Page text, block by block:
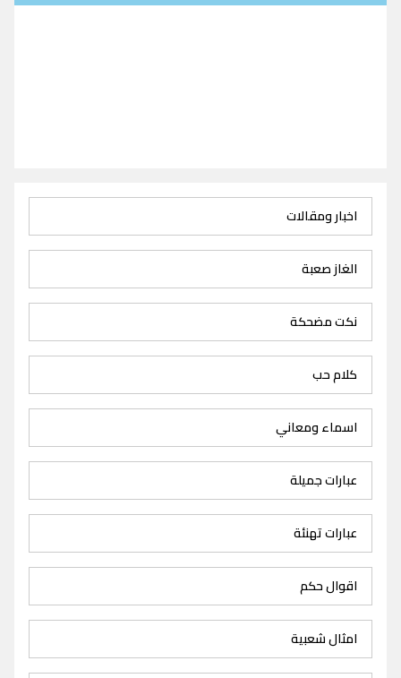
اخبار ومقالات
الغاز صعبة
نكت مضحكة
كلام حب
اسماء ومعاني
عبارات جميلة
عبارات تهنئة
اقوال حكم
امثال شعبية